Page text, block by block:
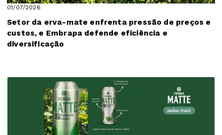
01/07/2026
Setor da erva-mate enfrenta pressão de preços e
custos, e Embrapa defende eficiência e
diversificação